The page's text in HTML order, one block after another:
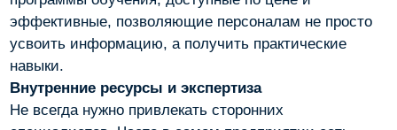
эффективные, позволяющие персоналам не просто
усвоить информацию, а получить практические
навыки.
Внутренние ресурсы и экспертиза
Не всегда нужно привлекать сторонних